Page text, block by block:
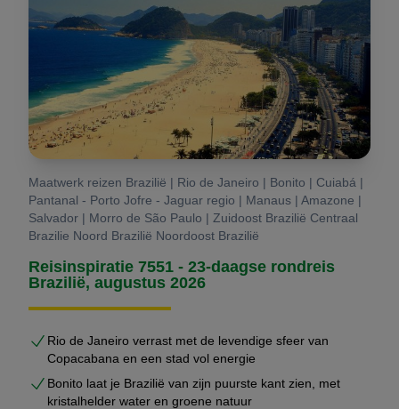
Maatwerk reizen Brazilië | Rio de Janeiro | Bonito | Cuiabá |
Pantanal - Porto Jofre - Jaguar regio | Manaus | Amazone |
Salvador | Morro de São Paulo | Zuidoost Brazilië Centraal
Brazilie Noord Brazilië Noordoost Brazilië
Reisinspiratie 7551 - 23-daagse rondreis
Brazilië, augustus 2026
Rio de Janeiro verrast met de levendige sfeer van
Copacabana en een stad vol energie
Bonito laat je Brazilië van zijn puurste kant zien, met
kristalhelder water en groene natuur